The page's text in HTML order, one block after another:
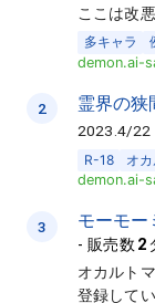
ここは改
多キャラ
demon.ai-
2 霊界の狭
2023.4/22
R-18
オ
demon.ai-
3 モーモー
-販売数2
オカルト
登録して